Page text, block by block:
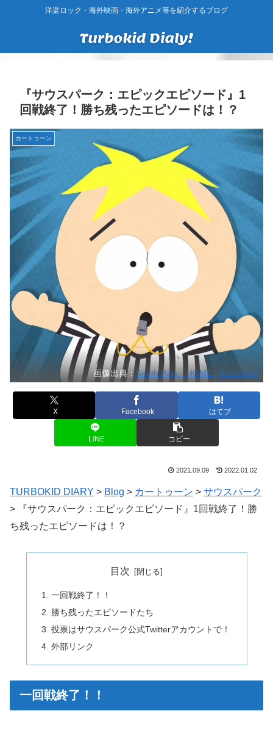
洋楽ロック・海外映画・海外アニメ等を紹介するブログ
『サウスパーク：エピックエピソード』1
回戦終了！勝ち残ったエピソードは！？
カートゥーン
画像出典： South Park - HOME | Facebook
X Facebook はてブ
LINE コピー
2021.09.09 2022.01.02
TURBOKID DIARY > Blog > カートゥーン > サウスパーク
>
『サウスパーク：エピックエピソード』1回戦終了！勝
ち残ったエピソードは！？
目次
一回戦終了！！
勝ち残ったエピソードたち
投票はサウスパーク公式Twitterアカウントで！
外部リンク
一回戦終了！！